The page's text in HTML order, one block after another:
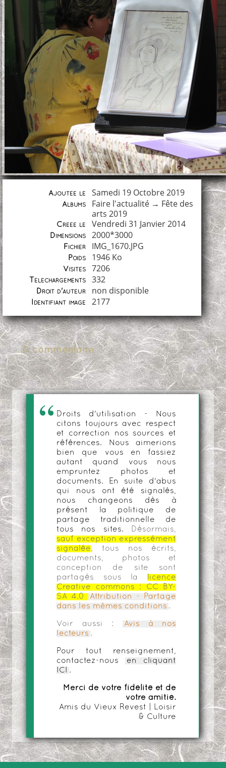
Ajoutée le Samedi 19 Octobre 2019
Albums Faire l'actualité→ Fête des
arts 2019
Créée le Vendredi 31 Janvier 2014
Dimensions 2000*3000
Fichier IMG_1670.JPG
Poids 1946 Ko
Visites 7206
Téléchargements 332
Droit d'auteur non disponible
Identifiant image 2177
0 commentaire
Droits d'utilisation - Nous
citons toujours avec respect
et correction nos sources et
références. Nous aimerions
bien que vous en fassiez
autant quand vous nous
empruntez photos et
documents. En suite d'abus
qui nous ont été signalés,
nous changeons dès à
présent la politique de
partage traditionnelle de
tous nos sites.
Désormais,
sauf exception expressément
signalée, tous nos écrits,
documents, photos et
conception de site sont
partagés sous la
licence
Creative commons :
CC BY-
SA 4.0
Attribution - Partage
dans les mêmes conditions .
Voir aussi :
Avis à nos
lecteurs .
Pour tout renseignement,
contactez-nous
en cliquant
ICI
.
Merci de votre fidélité et de
votre amitié.
Amis du Vieux Revest | Loisir
& Culture